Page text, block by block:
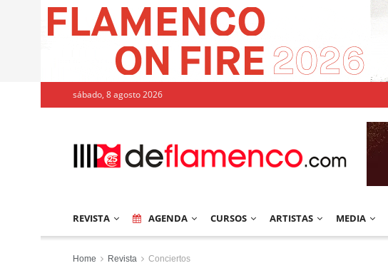
sábado, 8 agosto 2026
REVISTA AGENDA CURSOS ARTISTAS MEDIA
Home Revista Conciertos